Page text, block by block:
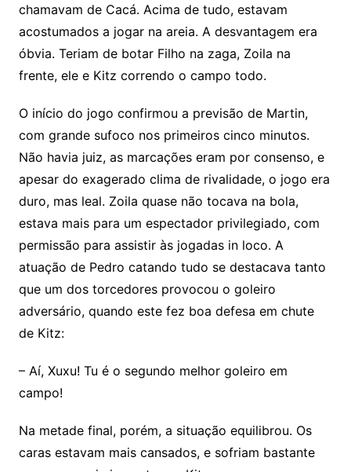
chamavam de Cacá. Acima de tudo, estavam
acostumados a jogar na areia. A desvantagem era
óbvia. Teriam de botar Filho na zaga, Zoila na
frente, ele e Kitz correndo o campo todo.
O início do jogo confirmou a previsão de Martin,
com grande sufoco nos primeiros cinco minutos.
Não havia juiz, as marcações eram por consenso, e
apesar do exagerado clima de rivalidade, o jogo era
duro, mas leal. Zoila quase não tocava na bola,
estava mais para um espectador privilegiado, com
permissão para assistir às jogadas in loco. A
atuação de Pedro catando tudo se destacava tanto
que um dos torcedores provocou o goleiro
adversário, quando este fez boa defesa em chute
de Kitz:
– Aí, Xuxu! Tu é o segundo melhor goleiro em
campo!
Na metade final, porém, a situação equilibrou. Os
caras estavam mais cansados, e sofriam bastante